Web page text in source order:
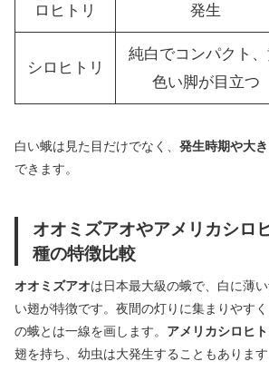
ロヒトリ
発生
シロヒトリ
純白でコンパクト
色い脚が目立つ
白い蛾は見た目だけでなく、 発生時期や大
できます。
オオミズアオやアメリカシロ
種の特徴比較
オオミズアオは日本最大級の蛾で、白に薄
い翅が特徴です。夜間の灯りに集まりやす
の蛾とは一線を画します。 アメリカシロヒト
翅を持ち、幼虫は大発生することもあります